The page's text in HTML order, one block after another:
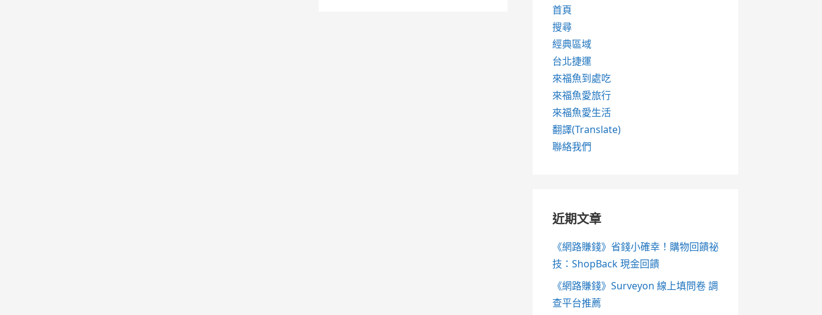
首頁
搜尋
經典區域
台北捷運
來福魚到處吃
來福魚愛旅行
來福魚愛生活
翻譯(Translate)
聯絡我們
近期文章
《網路賺錢》省錢小確幸！購物回饋祕
技：ShopBack 現金回饋
《網路賺錢》Surveyon 線上填問卷 調
查平台推薦